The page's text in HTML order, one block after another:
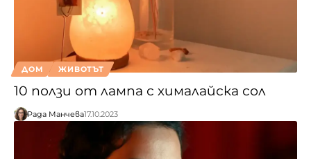
ДОМ ЖИВОТЪТ
10 ползи от лампа с хималайска сол
Рада Манчева17.10.2023